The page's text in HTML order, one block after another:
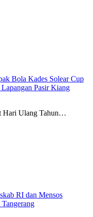
Bola Kades Solear Cup
Pasir Kiang
Hari Ulang Tahun…
RI dan Mensos